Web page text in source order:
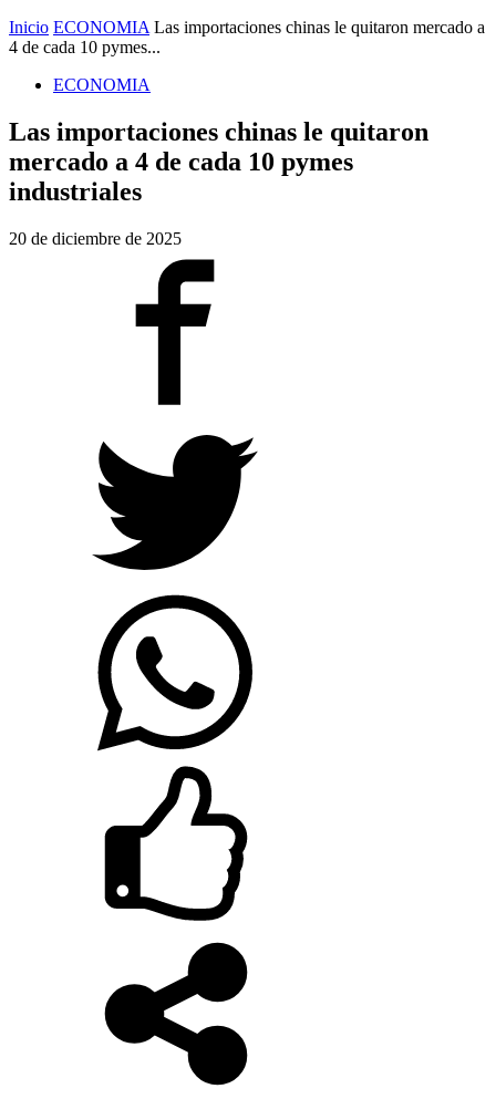
Inicio ECONOMIA Las importaciones chinas le quitaron mercado a
4 de cada 10 pymes...
ECONOMIA
Las importaciones chinas le quitaron
mercado a 4 de cada 10 pymes
industriales
20 de diciembre de 2025